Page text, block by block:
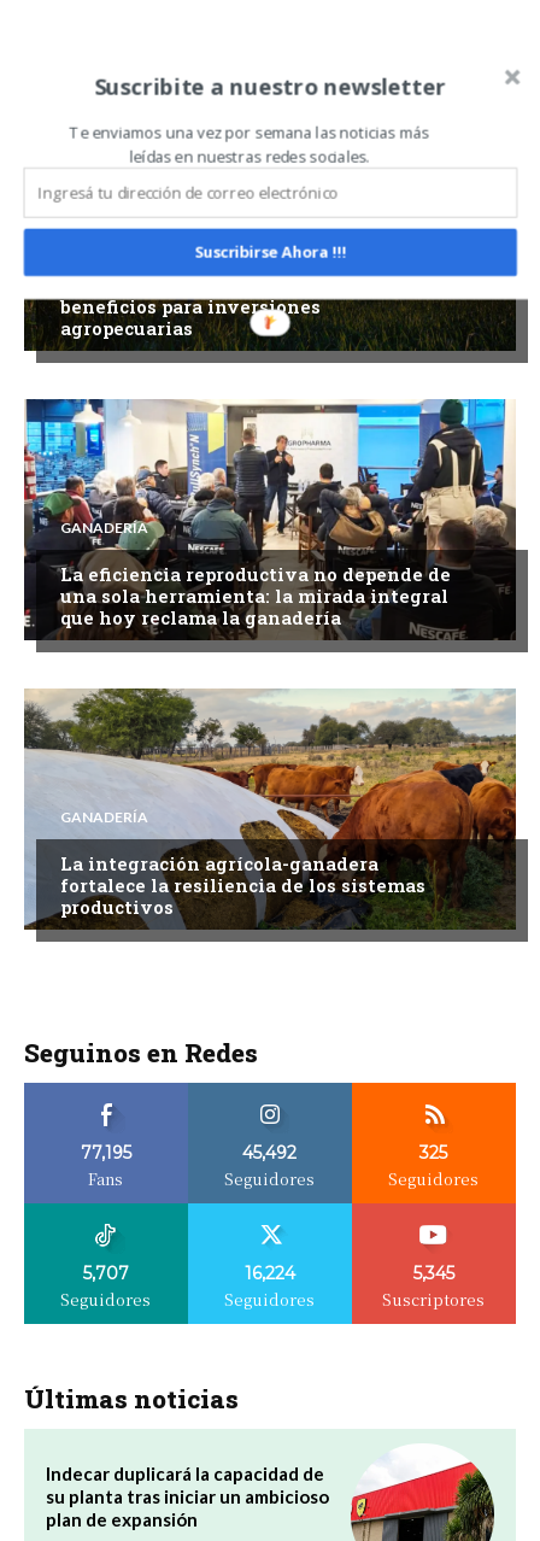
Quedó reglamentado el RIMI con
beneficios para inversiones
agropecuarias
GANADERÍA
La eficiencia reproductiva no depende de
una sola herramienta: la mirada integral
que hoy reclama la ganadería
GANADERÍA
La integración agrícola-ganadera
fortalece la resiliencia de los sistemas
productivos
Seguinos en Redes
77,195
Fans
45,492
Seguidores
325
Seguidores
5,707
Seguidores
16,224
Seguidores
5,345
Suscriptores
Últimas noticias
Indecar duplicará la capacidad de
su planta tras iniciar un ambicioso
plan de expansión
Suscribite a nuestro newsletter
Te enviamos una vez por semana las noticias más
leídas en nuestras redes sociales.
Suscribirse Ahora !!!